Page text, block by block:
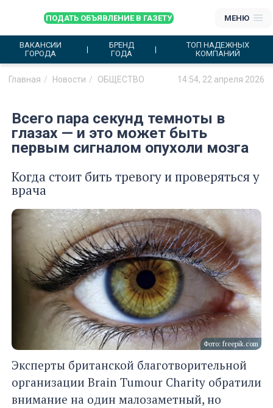
ПОДАТЬ ОБЪЯВЛЕНИЕ В ГАЗЕТУ МЕНЮ
ВАКАНСИИ
ГОРОДА
БРЕНД
ГОДА
ТОП НАДЕЖНЫХ
КОМПАНИЙ
Главная Новости ОБЩЕСТВО 14:54, 22 апреля 2026
Всего пара секунд темноты в
глазах — и это может быть
первым сигналом опухоли мозга
Когда стоит бить тревогу и проверяться у
врача
Фото: freepik.com
Эксперты британской благотворительной
организации Brain Tumour Charity обратили
внимание на один малозаметный, но